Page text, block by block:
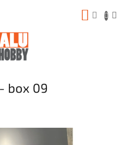
box 09